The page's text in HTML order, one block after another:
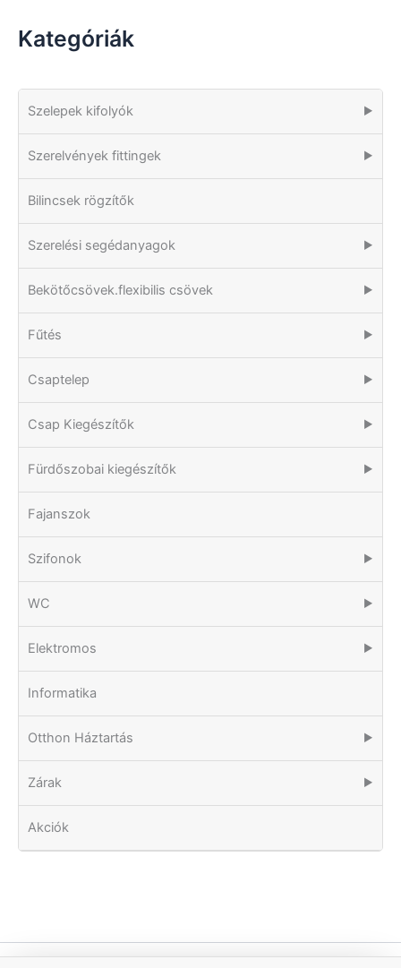
Kategóriák
Szelepek kifolyók ▶
Szerelvények fittingek ▶
Bilincsek rögzítők
Szerelési segédanyagok ▶
Bekötőcsövek.flexibilis csövek ▶
Fűtés ▶
Csaptelep ▶
Csap Kiegészítők ▶
Fürdőszobai kiegészítők ▶
Fajanszok
Szifonok ▶
WC ▶
Elektromos ▶
Informatika
Otthon Háztartás ▶
Zárak ▶
Akciók